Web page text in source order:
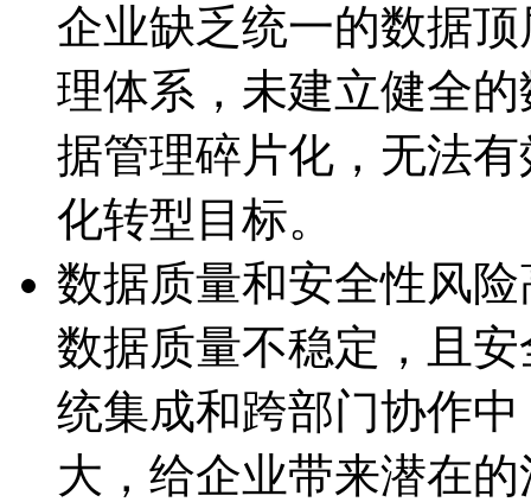
企业缺乏统一的数据
理体系，未建立健全
据管理碎片化，无
化转型目标。
数据质量和安全性风险
数据质量不稳定，且
统集成和跨部门协作中
大，给企业带来潜在